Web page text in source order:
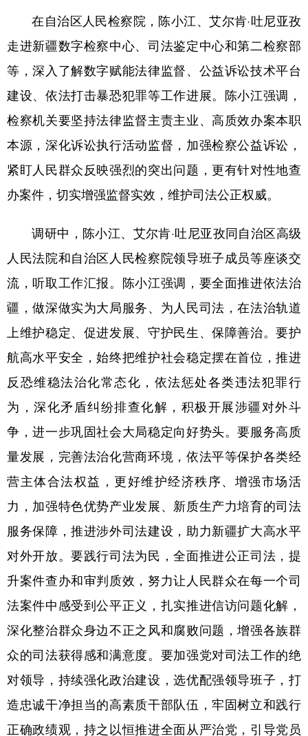
在自治区人民检察院，陈小江、艾尔肯·吐尼亚孜
走进新疆数字检察中心、司法鉴定中心和第二检察部
等，深入了解数字赋能法律监督、公益诉讼技术平台
建设、依法打击暴恐犯罪等工作进展。陈小江强调，
检察机关要坚持法律监督主责主业、高质效办案本职
本源，深化诉讼执行活动监督，加强检察公益诉讼，
紧盯人民群众反映强烈的突出问题，更有针对性地查
办案件，切实增强监督实效，维护司法公正权威。
调研中，陈小江、艾尔肯·吐尼亚孜同自治区高级
人民法院和自治区人民检察院领导班子成员等座谈交
流，听取工作汇报。陈小江强调，要全面推进依法治
疆，做深做实为大局服务、为人民司法，在法治轨道
上维护稳定、促进发展、守护民生、保障善治。要护
航高水平安全，始终把维护社会稳定摆在首位，推进
反恐维稳法治化常态化，依法惩处各类违法犯罪行
为，深化矛盾纠纷排查化解，积极开展涉疆对外斗
争，进一步巩固社会大局稳定向好势头。要服务高质
量发展，完善法治化营商环境，依法平等保护各类经
营主体合法权益，更好维护经济秩序、增强市场活
力，加强特色优势产业发展、新质生产力培育的司法
服务保障，推进涉外司法建设，助力新疆扩大高水平
对外开放。要践行司法为民，全面推进公正司法，提
升案件查办和审判质效，努力让人民群众在每一个司
法案件中感受到公平正义，扎实推进信访问题化解，
深化整治群众身边不正之风和腐败问题，增强各族群
众的司法获得感和满意度。要加强党对司法工作的绝
对领导，持续强化政治建设，选优配强领导班子，打
造忠诚干净担当的高素质干部队伍，牢固树立和践行
正确政绩观，持之以恒推进全面从严治党，引导党员